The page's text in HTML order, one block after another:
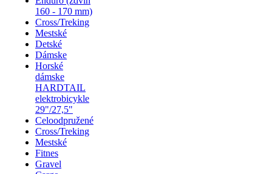
160 - 170 mm)
Cross/Treking
Mestské
Detské
Dámske
Horské
dámske
HARDTAIL
elektrobicykle
29"/27,5"
Celoodpružené
Cross/Treking
Mestské
Fitnes
Gravel